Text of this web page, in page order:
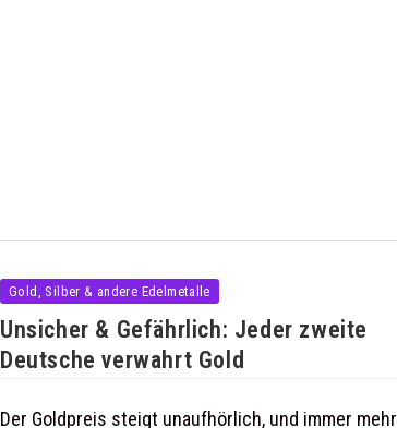
Gold, Silber & andere Edelmetalle
Unsicher & Gefährlich: Jeder zweite
Deutsche verwahrt Gold
Der Goldpreis steigt unaufhörlich, und immer mehr